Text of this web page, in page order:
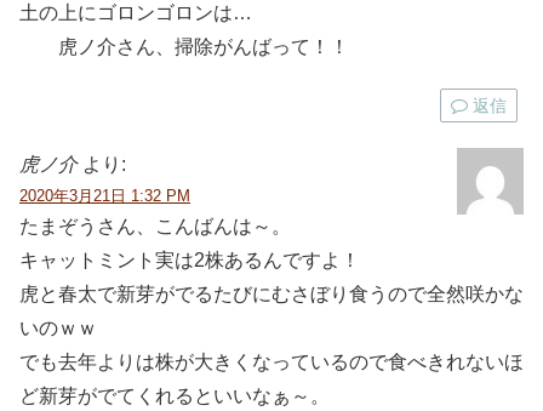
土の上にゴロンゴロンは…
虎ノ介さん、掃除がんばって！！
返信
虎ノ介 より:
2020年3月21日 1:32 PM
たまぞうさん、こんばんは～。
キャットミント実は2株あるんですよ！
虎と春太で新芽がでるたびにむさぼり食うので全然咲かな
いのｗｗ
でも去年よりは株が大きくなっているので食べきれないほ
ど新芽がでてくれるといいなぁ～。